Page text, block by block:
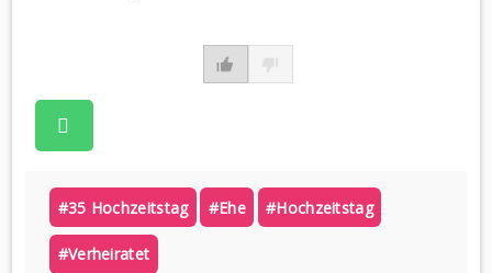
#35 Hochzeitstag #ehe #hochzeitstag
#verheiratet